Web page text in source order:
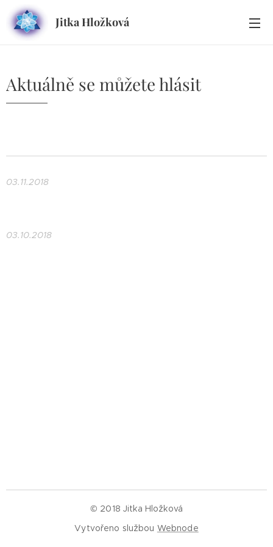
Jitka Hložková
Aktuálně se můžete hlásit
03.11.2018
03.10.2018
© 2018 Jitka Hložková
Vytvořeno službou Webnode